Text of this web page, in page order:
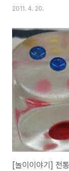
은 백집으로 이동하여
곳으로 주사위를 던져
말이 같이 있으면 잡
잡힌말은 다시 처음부
곳이 흑집이며, 방법
던져 나온 숫자와 집에..
2011. 4. 20.
[놀이이야기] 전